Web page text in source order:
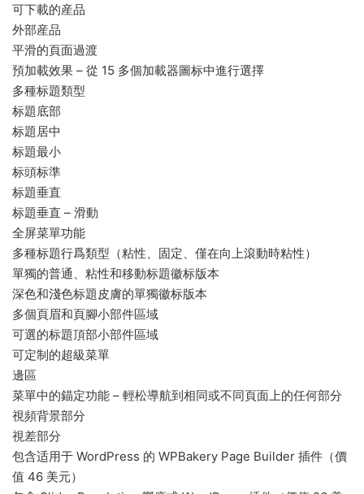
可下載的産品
外部産品
平滑的頁面過渡
預加載效果 – 從 15 多個加載器圖标中進行選擇
多種标題類型
标題底部
标題居中
标題最小
标頭标準
标題垂直
标題垂直 – 滑動
全屏菜單功能
多種标題行爲類型（粘性、固定、僅在向上滾動時粘性）
單獨的普通、粘性和移動标題徽标版本
深色和淺色标題皮膚的單獨徽标版本
多個頁眉和頁腳小部件區域
可選的标題頂部小部件區域
可定制的超級菜單
邊區
菜單中的錨定功能 – 輕松導航到相同或不同頁面上的任何部分
視頻背景部分
視差部分
包含适用于 WordPress 的 WPBakery Page Builder 插件（價
值 46 美元）